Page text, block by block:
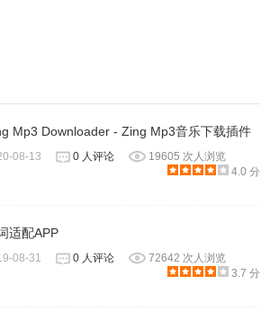
Mp3 Downloader - Zing Mp3音乐下载插件
08-13 0 人评论
19605 次人浏览
4.0 分
适配APP
08-31 0 人评论
72642 次人浏览
3.7 分